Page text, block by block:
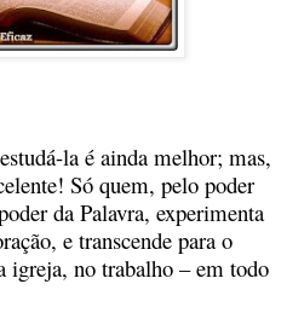
la é ainda melhor; mas,
Só quem, pelo poder
da Palavra, experimenta
e transcende para o
igreja, no trabalho – em todo